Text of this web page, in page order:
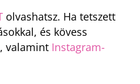
olvashatsz. Ha tetszett
és kövess
, valamint Instagram-